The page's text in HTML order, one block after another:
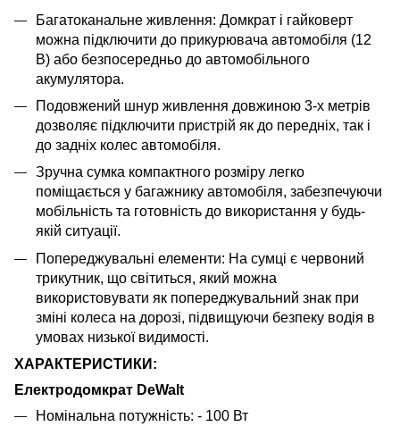
Багатоканальне живлення: Домкрат і гайковерт
можна підключити до прикурювача автомобіля (12
В) або безпосередньо до автомобільного
акумулятора.
Подовжений шнур живлення довжиною 3-х метрів
дозволяє підключити пристрій як до передніх, так і
до задніх колес автомобіля.
Зручна сумка компактного розміру легко
поміщається у багажнику автомобіля, забезпечуючи
мобільність та готовність до використання у будь-
якій ситуації.
Попереджувальні елементи: На сумці є червоний
трикутник, що світиться, який можна
використовувати як попереджувальний знак при
зміні колеса на дорозі, підвищуючи безпеку водія в
умовах низької видимості.
ХАРАКТЕРИСТИКИ:
Електродомкрат DeWalt
Номінальна потужність: - 100 Вт